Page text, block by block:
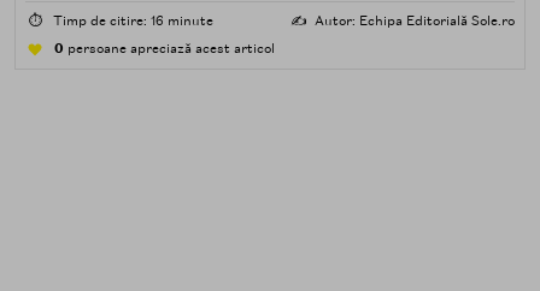
poluare. Al doilea îndepărtează impuritățile solubile în
⏱️ Timp de citire: 16 minute ✍️ Autor: Echipa Editorială Sole.ro
0 persoane apreciază acest articol